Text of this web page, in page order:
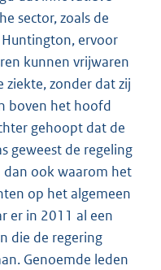
sector, zoals de
ervoor
kunnen vrijwaren
zonder dat zij
boven het hoofd
gehoopt dat de
geweest de regeling
dan ook waarom het
op het algemeen
er in 2011 al een
die de regering
Genoemde leden